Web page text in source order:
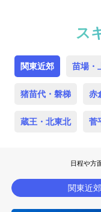
ス
関東近郊 苗場・
猪苗代・磐梯 赤
蔵王・北東北 菅
日程や方
関東近